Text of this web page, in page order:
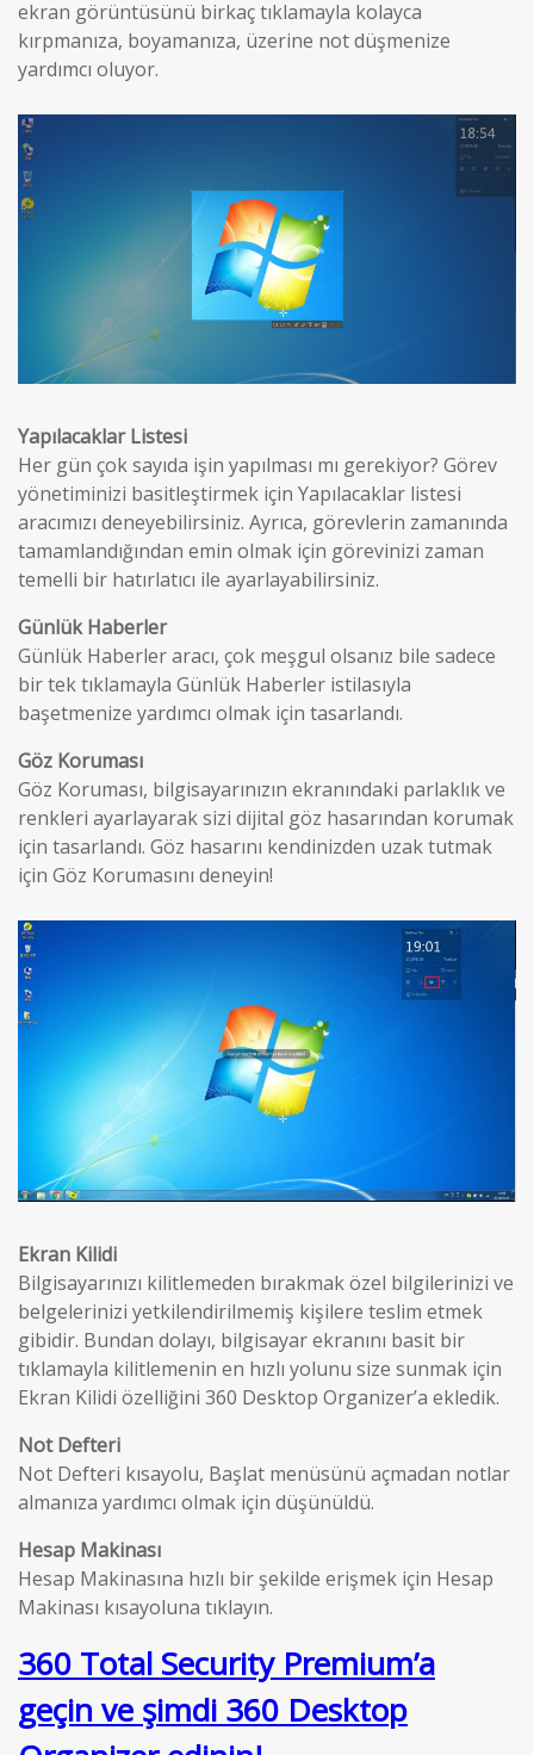
ekran görüntüsünü birkaç tıklamayla kolayca
kırpmanıza, boyamanıza, üzerine not düşmenize
yardımcı oluyor.
Yapılacaklar Listesi
Her gün çok sayıda işin yapılması mı gerekiyor? Görev
yönetiminizi basitleştirmek için Yapılacaklar listesi
aracımızı deneyebilirsiniz. Ayrıca, görevlerin zamanında
tamamlandığından emin olmak için görevinizi zaman
temelli bir hatırlatıcı ile ayarlayabilirsiniz.
Günlük Haberler
Günlük Haberler aracı, çok meşgul olsanız bile sadece
bir tek tıklamayla Günlük Haberler istilasıyla
başetmenize yardımcı olmak için tasarlandı.
Göz Koruması
Göz Koruması, bilgisayarınızın ekranındaki parlaklık ve
renkleri ayarlayarak sizi dijital göz hasarından korumak
için tasarlandı. Göz hasarını kendinizden uzak tutmak
için Göz Korumasını deneyin!
Ekran Kilidi
Bilgisayarınızı kilitlemeden bırakmak özel bilgilerinizi ve
belgelerinizi yetkilendirilmemiş kişilere teslim etmek
gibidir. Bundan dolayı, bilgisayar ekranını basit bir
tıklamayla kilitlemenin en hızlı yolunu size sunmak için
Ekran Kilidi özelliğini 360 Desktop Organizer’a ekledik.
Not Defteri
Not Defteri kısayolu, Başlat menüsünü açmadan notlar
almanıza yardımcı olmak için düşünüldü.
Hesap Makinası
Hesap Makinasına hızlı bir şekilde erişmek için Hesap
Makinası kısayoluna tıklayın.
360 Total Security Premium’a
geçin ve şimdi 360 Desktop